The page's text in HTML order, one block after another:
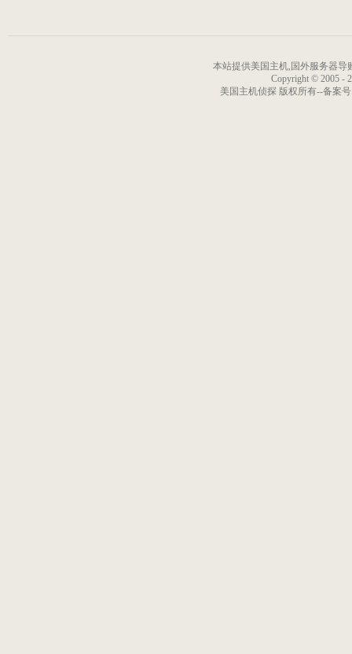
本站提供美国主机,国外服务器导
Copyright © 2005 -
美国主机侦探 版权所有--备案